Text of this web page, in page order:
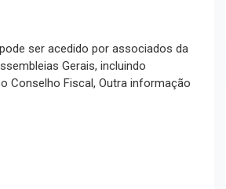
ser acedido por associados da
Gerais, incluindo
Conselho Fiscal, Outra informação